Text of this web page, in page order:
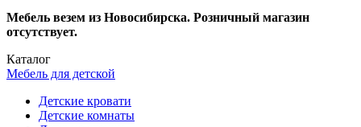
Мебель везем из Новосибирска. Розничный магазин
отсутствует.
Каталог
Мебель для детской
Детские кровати
Детские комнаты